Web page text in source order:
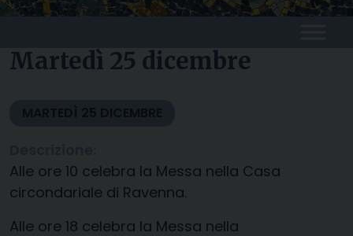
Martedì 25 dicembre
MARTEDÌ 25 DICEMBRE
Alle ore 10 celebra la Messa nella Casa
circondariale di Ravenna.
Alle ore 18 celebra la Messa nella